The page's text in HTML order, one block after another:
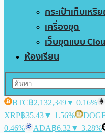
กระเป๋าเก็บเหรี
เครื่องขุด
เว็บขุดแบบ
ห้องเรียน
BTC฿2,132,349▼ 0.16%
XRP฿35.43▼ 1.56%
0.46%
ADA฿6.32 ▼ 3.28%